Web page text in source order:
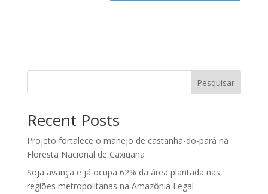
Pesquisar
Recent Posts
Projeto fortalece o manejo de castanha-do-pará na
Floresta Nacional de Caxiuanã
Soja avança e já ocupa 62% da área plantada nas
regiões metropolitanas na Amazônia Legal